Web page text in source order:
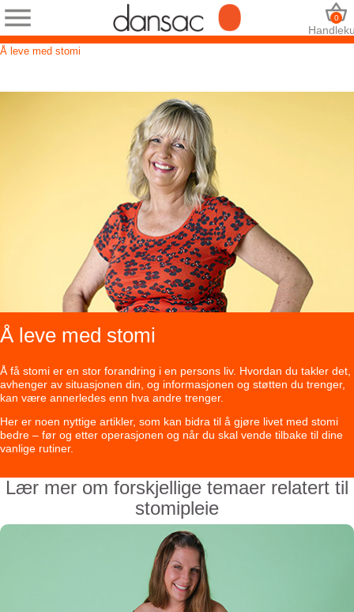
0
Å leve med stomi
Å leve med stomi
Å få stomi er en stor forandring i en persons liv. Hvordan du takler det,
avhenger av situasjonen din, og informasjonen og støtten du trenger,
kan være annerledes enn hva andre trenger.
Her er noen nyttige artikler, som kan bidra til å gjøre livet med stomi
bedre – før og etter operasjonen og når du skal vende tilbake til dine
vanlige rutiner.
Lær mer om forskjellige temaer relatert til
stomipleie